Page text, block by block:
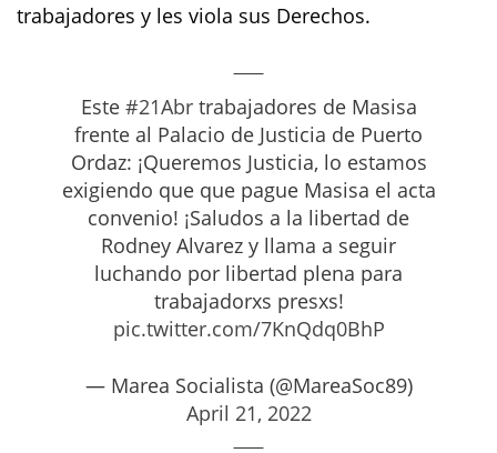
trabajadores y les viola sus Derechos.
Este #21Abrtrabajadores de Masisa
frente al Palacio de Justicia de Puerto
Ordaz: ¡Queremos Justicia, lo estamos
exigiendo que que pague Masisa el acta
convenio! ¡Saludos a la libertad de
Rodney Alvarez y llama a seguir
luchando por libertad plena para
trabajadorxs presxs!
pic.twitter.com/7KnQdq0BhP
— Marea Socialista (@MareaSoc89)
April 21, 2022